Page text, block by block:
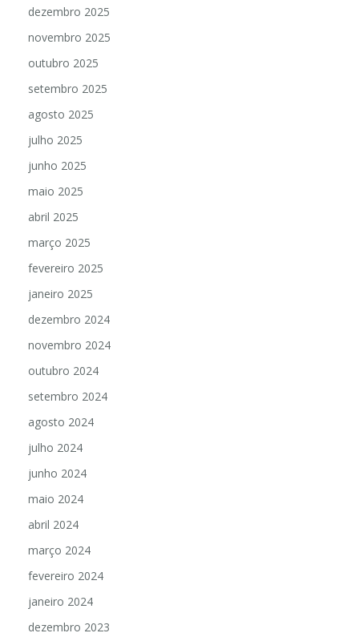
dezembro 2025
novembro 2025
outubro 2025
setembro 2025
agosto 2025
julho 2025
junho 2025
maio 2025
abril 2025
março 2025
fevereiro 2025
janeiro 2025
dezembro 2024
novembro 2024
outubro 2024
setembro 2024
agosto 2024
julho 2024
junho 2024
maio 2024
abril 2024
março 2024
fevereiro 2024
janeiro 2024
dezembro 2023